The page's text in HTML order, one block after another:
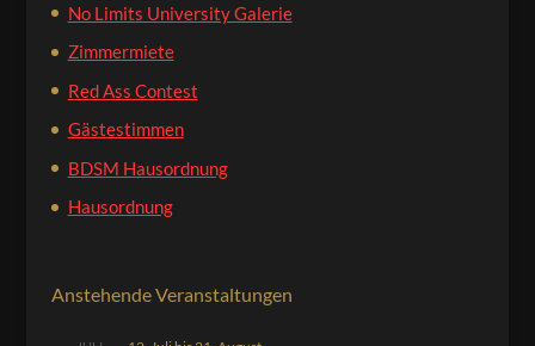
No Limits University Galerie
Zimmermiete
Red Ass Contest
Gästestimmen
BDSM Hausordnung
Hausordnung
Anstehende Veranstaltungen